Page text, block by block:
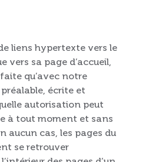
liens hypertexte vers le
vers sa page d’accueil,
qu’avec notre
écrite et
autorisation peut
à tout moment et sans
aucun cas, les pages du
se retrouver